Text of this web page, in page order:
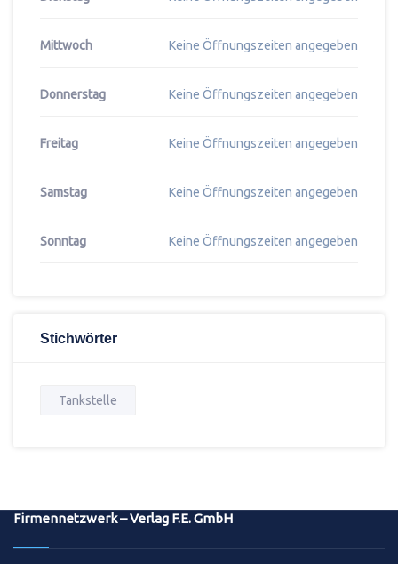
Mittwoch Keine Öffnungszeiten angegeben
Donnerstag Keine Öffnungszeiten angegeben
Freitag Keine Öffnungszeiten angegeben
Samstag Keine Öffnungszeiten angegeben
Sonntag Keine Öffnungszeiten angegeben
Stichwörter
Tankstelle
Firmennetzwerk – Verlag F.E. GmbH